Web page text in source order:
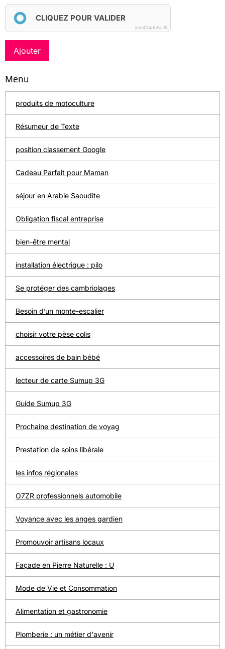
CLIQUEZ POUR VALIDER
IconCaptcha ©
Ajouter
Menu
produits de motoculture
Résumeur de Texte
position classement Google
Cadeau Parfait pour Maman
séjour en Arabie Saoudite
Obligation fiscal entreprise
bien-être mental
installation électrique : pilo
Se protéger des cambriolages
Besoin d’un monte-escalier
choisir votre pèse colis
accessoires de bain bébé
lecteur de carte Sumup 3G
Guide Sumup 3G
Prochaine destination de voyag
Prestation de soins libérale
les infos régionales
O7ZR professionnels automobile
Voyance avec les anges gardien
Promouvoir artisans locaux
Façade en Pierre Naturelle : U
Mode de Vie et Consommation
Alimentation et gastronomie
Plomberie : un métier d'avenir